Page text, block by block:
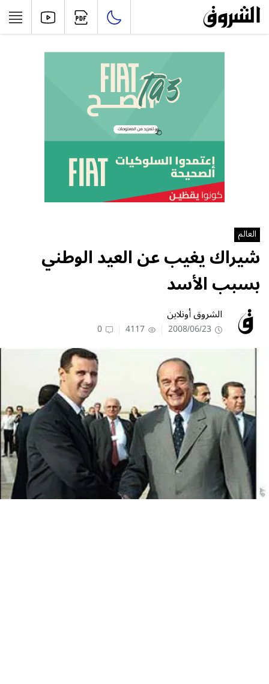
العالم
شيراك يغيب عن العيد الوطني
بسبب الأسد
الشروق أونلاين
2008/06/23
4117
0